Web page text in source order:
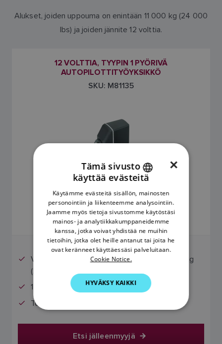
Alukset, joiden uppouma on enintään 11 000 kg (24 000
lbs) ja joiden jännite 12 volttia.
12 VOLTTIA, TYYPIN 1 PYÖRIVÄ
AUTOPILOTTITYÖYKSIKKÖ
SKU: M81135
2.604,13 €
Hinta sisältää arvonlisäveron
Veneille, joiden uppouma on enintään 11 000 kg
(24 000 lbs)
12 voltin tasavirtajärjestelmille
Toimii ACU-200:n kanssa
Etsi jälleenmyyjä
ENGLISH
DANISH
ITALIAN
SWEDISH
DUTCH
FINNISH
×
Tämä sivusto
käyttää evästeitä
Käytämme evästeitä sisällön, mainosten
personointiin ja liikenteemme analysointiin.
Jaamme myös tietoja sivustomme käytöstäsi
mainos- ja analytiikkakumppaneidemme
kanssa, jotka voivat yhdistää ne muihin
tietoihin, jotka olet heille antanut tai joita he
ovat keränneet käyttäessäsi palveluitaan.
Cookie Notice.
HYVÄKSY KAIKKI